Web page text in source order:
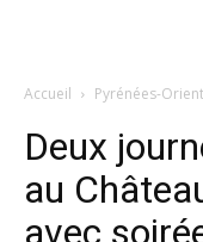
Accueil Pyrénées-
Deux
au
avec